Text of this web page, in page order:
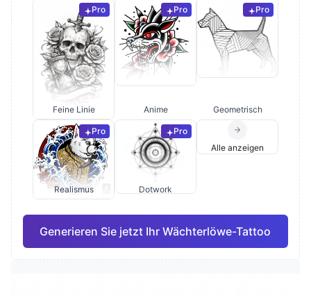
Pro
Feine Linie
Pro
Anime
Pro
Geometrisch
Pro
Realismus
Pro
Dotwork
Alle anzeigen
Generieren Sie jetzt Ihr Wächterlöwe-Tattoo